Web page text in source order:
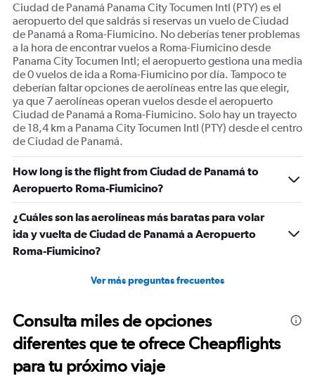
Ciudad de Panamá Panama City Tocumen Intl (PTY) es el
aeropuerto del que saldrás si reservas un vuelo de Ciudad
de Panamá a Roma-Fiumicino. No deberías tener problemas
a la hora de encontrar vuelos a Roma-Fiumicino desde
Panama City Tocumen Intl; el aeropuerto gestiona una media
de 0 vuelos de ida a Roma-Fiumicino por día. Tampoco te
deberían faltar opciones de aerolíneas entre las que elegir,
ya que 7 aerolíneas operan vuelos desde el aeropuerto
Ciudad de Panamá a Roma-Fiumicino. Solo hay un trayecto
de 18,4 km a Panama City Tocumen Intl (PTY) desde el centro
de Ciudad de Panamá.
How long is the flight from Ciudad de Panamá to
Aeropuerto Roma-Fiumicino?
¿Cuáles son las aerolíneas más baratas para volar
ida y vuelta de Ciudad de Panamá a Aeropuerto
Roma-Fiumicino?
Ver más preguntas frecuentes
Consulta miles de opciones
diferentes que te ofrece Cheapflights
para tu próximo viaje